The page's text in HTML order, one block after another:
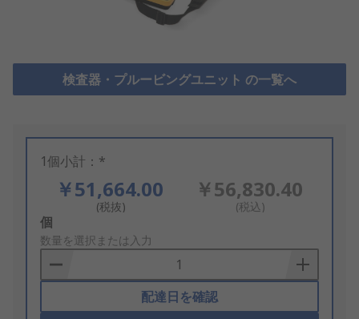
検査器・プルービングユニット の一覧へ
1個小計：*
￥51,664.00
(税抜)
￥56,830.40
(税込)
Add
to
Basket
個
数量を選択または入力
配達日を確認